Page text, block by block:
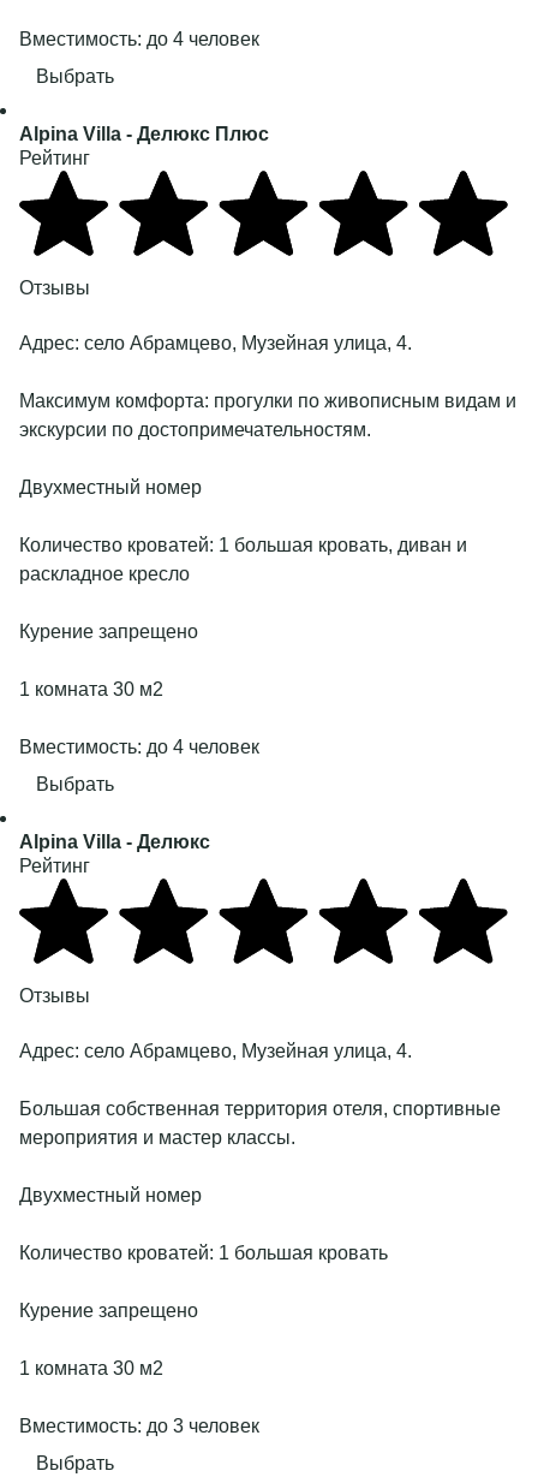
Вместимость: до 4 человек
Выбрать
Alpina Villa - Делюкс Плюс
Рейтинг
Отзывы
Адрес: село Абрамцево, Музейная улица, 4.
Максимум комфорта: прогулки по живописным видам и
экскурсии по достопримечательностям.
Двухместный номер
Количество кроватей: 1 большая кровать, диван и
раскладное кресло
Курение запрещено
1 комната 30 м2
Вместимость: до 4 человек
Выбрать
Alpina Villa - Делюкс
Рейтинг
Отзывы
Адрес: село Абрамцево, Музейная улица, 4.
Большая собственная территория отеля, спортивные
мероприятия и мастер классы.
Двухместный номер
Количество кроватей: 1 большая кровать
Курение запрещено
1 комната 30 м2
Вместимость: до 3 человек
Выбрать
Подробнее